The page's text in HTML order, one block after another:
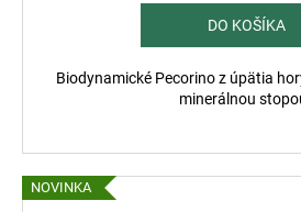
DO KOŠÍKA
Biodynamické Pecorino z úpätia
minerálnou
NOVINKA